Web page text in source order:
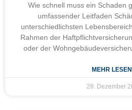
Wie schnell muss ein Schaden
umfassender Leitfaden
unterschiedlichsten
Rahmen der
oder der
MEHR
28. Dezember